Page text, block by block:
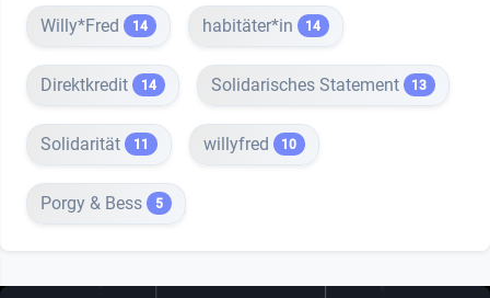
Willy*Fred 14 habitäter*in 14
Direktkredit 14 Solidarisches Statement 13
Solidarität 11 willyfred 10
Porgy & Bess 5